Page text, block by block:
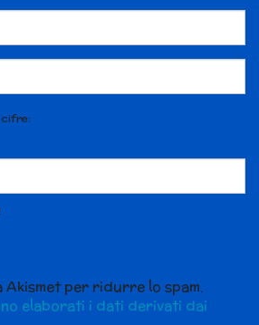
per ridurre lo spam.
elaborati i dati derivati dai